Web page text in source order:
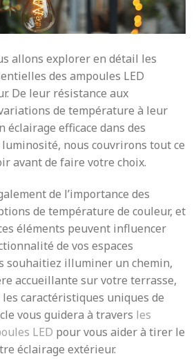
allons explorer en détail les
des ampoules LED
De leur résistance aux
de température à leur
efficace dans des
nous couvrirons tout ce
avant de faire votre choix.
de l’importance des
de température de couleur, et
éléments peuvent influencer
de vos espaces
souhaitiez illuminer un chemin,
accueillante sur votre terrasse,
caractéristiques uniques de
vous guidera à travers les
LED pour vous aider à tirer le
éclairage extérieur.